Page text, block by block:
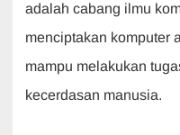
adalah cabang ilmu
menciptakan komputer
mampu melakukan
kecerdasan manusia.